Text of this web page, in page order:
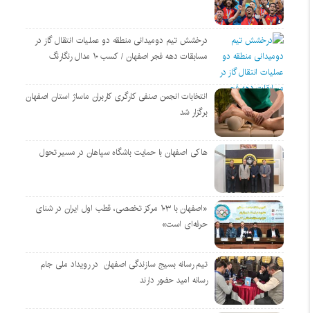
درخشش تیم دومیدانی منطقه دو عملیات انتقال گاز در
مسابقات دهه فجر اصفهان / کسب ۱۰ مدال رنگارنگ
انتخابات انجمن صنفی کارگری کاربران ماساژ استان اصفهان
برگزار شد
هاکی اصفهان با حمایت باشگاه سپاهان در مسیر تحول
«اصفهان با ۱۰۳ مرکز تخصصی، قطب اول ایران در شنای
حرفه‌ای است»
تیم رسانه بسیج سازندگی اصفهان در رویداد ملی جام
رسانه امید حضور دارند